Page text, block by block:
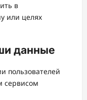
в
или целях
данные
пользователей
сервисом